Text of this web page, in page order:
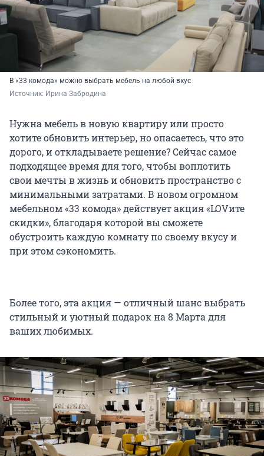
В «33 комода» можно выбрать мебель на любой вкус
Источник: Ирина Забродина
Нужна мебель в новую квартиру или просто
хотите обновить интерьер, но опасаетесь, что это
дорого, и откладываете решение? Сейчас самое
подходящее время для того, чтобы воплотить
свои мечты в жизнь и обновить пространство с
минимальными затратами. В новом огромном
мебельном «33 комода» действует акция «LOVите
скидки», благодаря которой вы сможете
обустроить каждую комнату по своему вкусу и
при этом сэкономить.
Более того, эта акция — отличный шанс выбрать
стильный и уютный подарок на8 Мартадля
ваших любимых.